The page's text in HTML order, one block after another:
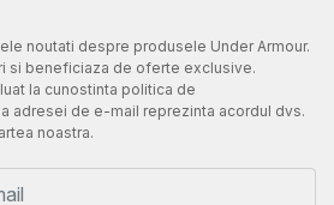
noutati despre produsele Under Armour.
si beneficiaza de oferte exclusive.
la cunostinta politica de
adresei de e-mail reprezinta acordul dvs.
noastra.